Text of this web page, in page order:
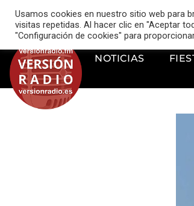
music_note VERSIÓN RADIO
NOTICIAS
Usamos cookies en nuestro sitio web para
visitas repetidas. Al hacer clic en "Aceptar
"Configuración de cookies" para